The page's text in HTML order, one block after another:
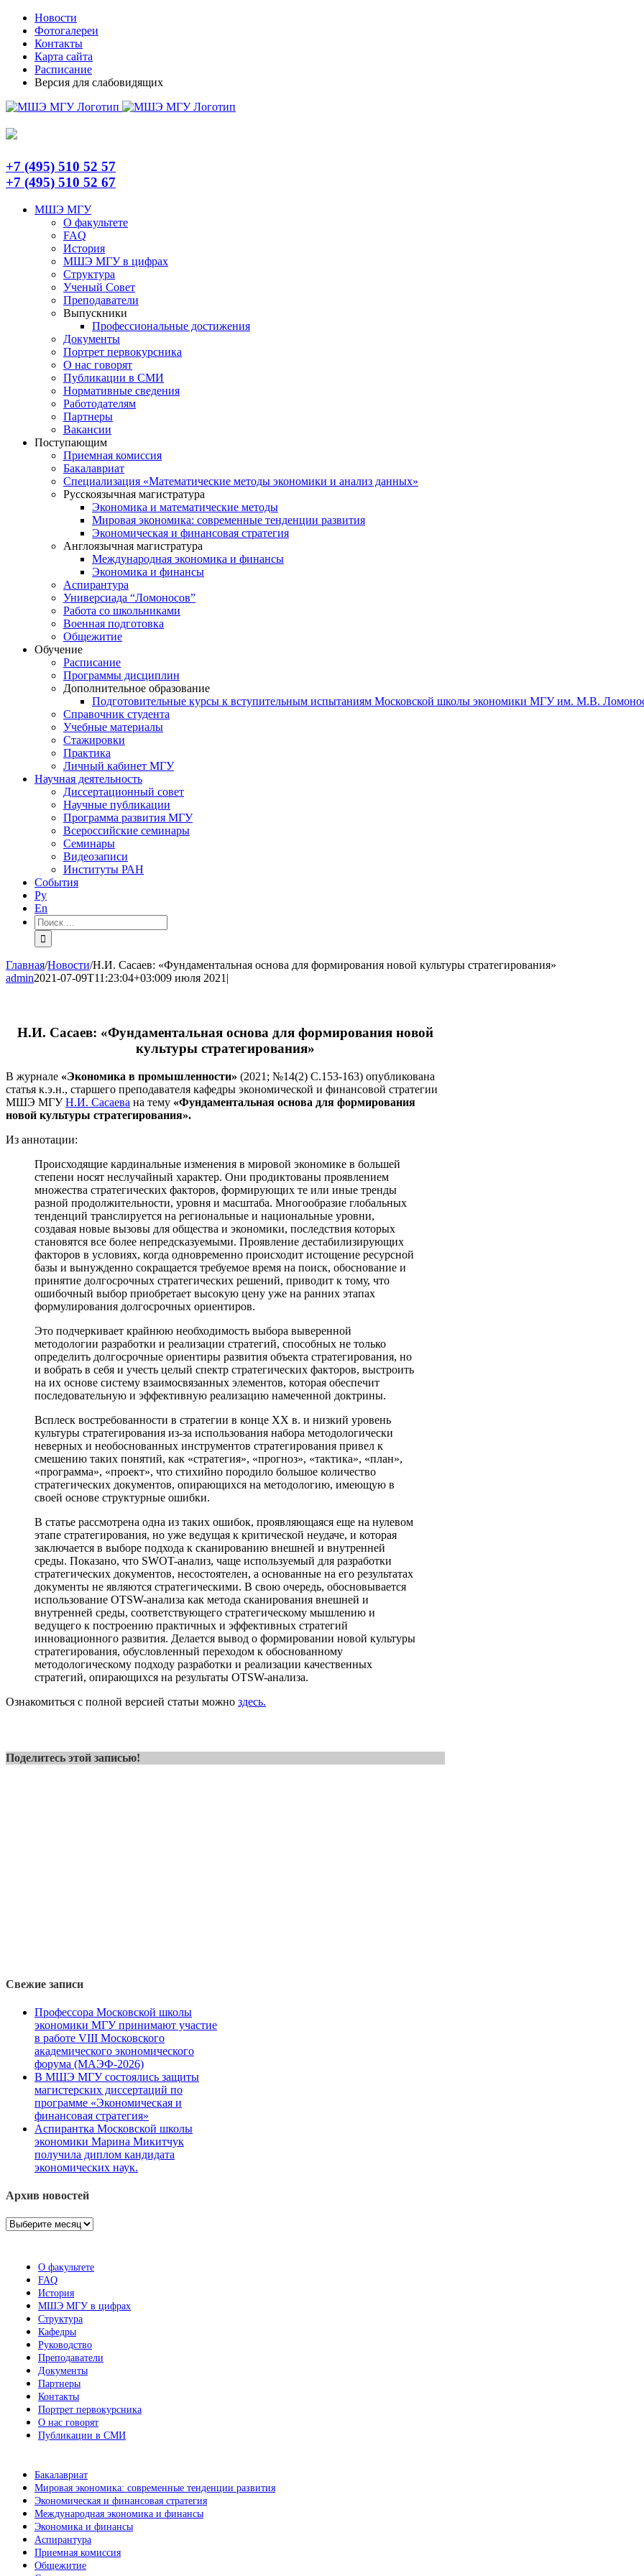
Skip
content
TelegramНовости
Фотогалереи
Контакты
Карта сайта
Расписание
Версия для слабовидящих
+7 (495) 510 52 57
+7 (495) 510 52 67
МШЭ МГУ
О факультете
FAQ
История
МШЭ МГУ в цифрах
Структура
Ученый Совет
Преподаватели
Выпускники
Профессиональные достижения
Документы
Портрет первокурсника
О нас говорят
Публикации в СМИ
Нормативные сведения
Работодателям
Партнеры
Вакансии
Поступающим
Приемная комиссия
Бакалавриат
Специализация «Математические методы экономики и анализ данных»
Русскоязычная магистратура
Экономика и математические методы
Мировая экономика: современные тенденции развития
Экономическая и финансовая стратегия
Англоязычная магистратура
Международная экономика и финансы
Экономика и финансы
Аспирантура
Универсиада “Ломоносов”
Работа со школьниками
Военная подготовка
Общежитие
Обучение
Расписание
Программы дисциплин
Дополнительное образование
Подготовительные курсы к вступительным испытаниям Московской школы экономики МГУ им. М.В.
Справочник студента
Учебные материалы
Стажировки
Практика
Личный кабинет МГУ
Научная деятельность
Диссертационный совет
Научные публикации
Программа развития МГУ
Всероссийские семинары
Семинары
Видеозаписи
Институты РАН
События
Ру
En
Результат
поиска:
Главная/Новости/Н.И. Сасаев: «Фундаментальная основа для формирования новой культуры стратегирования»
admin2021-07-09T11:23:04+03:009 июля 2021|
Н.И. Сасаев: «Фундаментальная основа для формирования новой
культуры стратегирования»
В журнале «Экономика в промышленности» (2021; №14(2) С.153-163) опубликована
статья к.э.н., старшего преподавателя кафедры экономической и финансовой стратегии
МШЭ МГУН.И. Сасаева на тему «Фундаментальная основа для формирования
новой культуры стратегирования».
Из аннотации:
Происходящие кардинальные изменения в мировой экономике в большей
степени носят неслучайный характер. Они продиктованы проявлением
множества стратегических факторов, формирующих те или иные тренды
разной продолжительности, уровня и масштаба. Многообразие глобальных
тенденций транслируется на региональные и национальные уровни,
создавая новые вызовы для общества и экономики, последствия которых
становятся все более непредсказуемыми. Проявление дестабилизирующих
факторов в условиях, когда одновременно происходит истощение ресурсной
базы и вынужденно сокращается требуемое время на поиск, обоснование и
принятие долгосрочных стратегических решений, приводит к тому, что
ошибочный выбор приобретает высокую цену уже на ранних этапах
формулирования долгосрочных ориентиров.
Это подчеркивает крайнюю необходимость выбора выверенной
методологии разработки и реализации стратегий, способных не только
определить долгосрочные ориентиры развития объекта стратегирования, но
и вобрать в себя и учесть целый спектр стратегических факторов, выстроить
на их основе систему взаимосвязанных элементов, которая обеспечит
последовательную и эффективную реализацию намеченной доктрины.
Всплеск востребованности в стратегии в конце XX в. и низкий уровень
культуры стратегирования из-за использования набора методологически
неверных и необоснованных инструментов стратегирования привел к
смешению таких понятий, как «стратегия», «прогноз», «тактика», «план»,
«программа», «проект», что стихийно породило большое количество
стратегических документов, опирающихся на методологию, имеющую в
своей основе структурные ошибки.
В статье рассмотрена одна из таких ошибок, проявляющаяся еще на нулевом
этапе стратегирования, но уже ведущая к критической неудаче, и которая
заключается в выборе подхода к сканированию внешней и внутренней
среды. Показано, что SWOT-анализ, чаще используемый для разработки
стратегических документов, несостоятелен, а основанные на его результатах
документы не являются стратегическими. В свою очередь, обосновывается
использование OTSW-анализа как метода сканирования внешней и
внутренней среды, соответствующего стратегическому мышлению и
ведущего к построению практичных и эффективных стратегий
инновационного развития. Делается вывод о формировании новой культуры
стратегирования, обусловленный переходом к обоснованному
методологическому подходу разработки и реализации качественных
стратегий, опирающихся на результаты OTSW-анализа.
Ознакомиться с полной версией статьи можно здесь.
Поделитесь этой записью!
Свежие записи
Профессора Московской школы
экономики МГУ принимают участие
в работе VIII Московского
академического экономического
форума (МАЭФ-2026)
В МШЭ МГУ состоялись защиты
магистерских диссертаций по
программе «Экономическая и
финансовая стратегия»
Аспирантка Московской школы
экономики Марина Микитчук
получила диплом кандидата
экономических наук.
Архив новостей
Архив
О факультете
FAQ
История
МШЭ МГУ в цифрах
Структура
Кафедры
Руководство
Преподаватели
Документы
Партнеры
Контакты
Портрет первокурсника
О нас говорят
Публикации в СМИ
Бакалавриат
Мировая экономика: современные тенденции развития
Экономическая и финансовая стратегия
Международная экономика и финансы
Экономика и финансы
Аспирантура
Приемная комиссия
Общежитие